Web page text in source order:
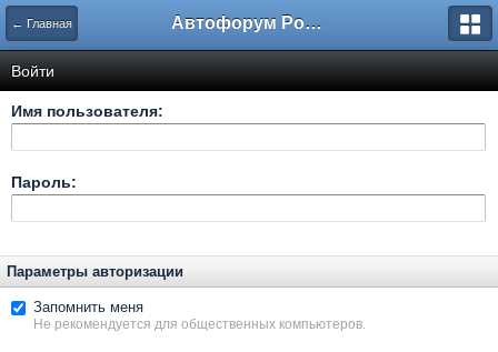
← Главная Автофорум Ростова-на-Дону
Войти
Имя пользователя:
Пароль:
Параметры авторизации
Запомнить меня
Не рекомендуется для общественных компьютеров.